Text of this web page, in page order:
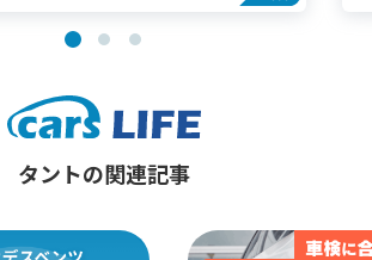
タントの関連記事